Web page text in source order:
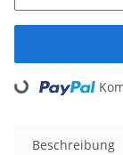
Loading...
Beschreibung